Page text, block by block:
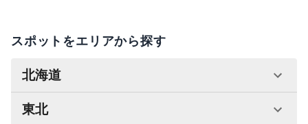
スポットをエリアから探す
北海道
東北